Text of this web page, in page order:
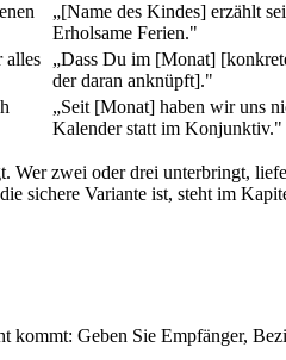
„[Name des Kindes] erzählt
Erholsame Ferien."
alles
„Dass Du im [Monat]
der daran anknüpft]."
„Seit [Monat] haben wir uns
Kalender statt im Konjunktiv."
Wer zwei oder drei unterbringt,
sichere Variante ist, steht im
kommt: Geben Sie Empfänger,